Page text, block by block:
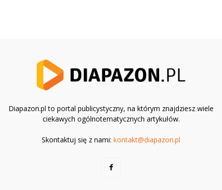
Diapazon.pl to portal publicystyczny, na którym znajdziesz wiele
ciekawych ogólnotematycznych artykułów.
Skontaktuj się z nami: kontakt@diapazon.pl